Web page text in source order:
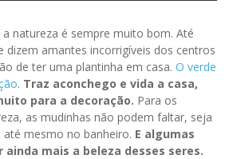
natureza é sempre muito bom. Até
dizem amantes incorrigíveis dos centros
de ter uma plantinha em casa. O verde
. Traz aconchego e vida a casa,
para a decoração. Para os
as mudinhas não podem faltar, seja
mesmo no banheiro. E algumas
mais a beleza desses seres.